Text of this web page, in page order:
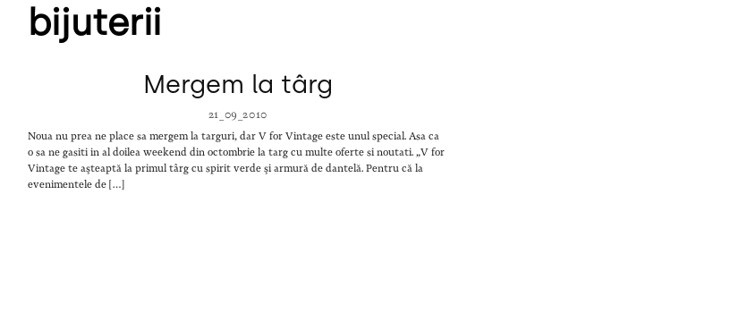
bijuterii
Mergem la târg
21_09_2010
Noua nu prea ne place sa mergem la targuri, dar V for Vintage este unul special. Asa ca
o sa ne gasiti in al doilea weekend din octombrie la targ cu multe oferte si noutati. „V for
Vintage te aşteaptă la primul târg cu spirit verde şi armură de dantelă. Pentru că la
evenimentele de […]